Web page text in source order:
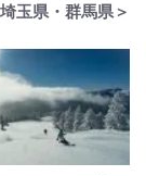
玉県・群馬県＞